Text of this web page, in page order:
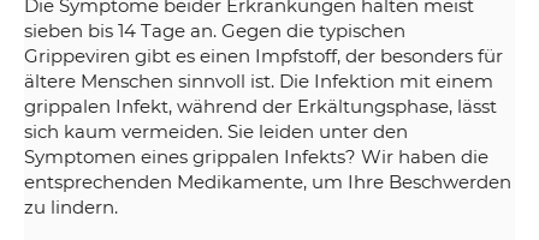
Die Symptome beider Erkrankungen halten meist
sieben bis 14 Tage an. Gegen die typischen
Grippeviren gibt es einen Impfstoff, der besonders für
ältere Menschen sinnvoll ist. Die Infektion mit einem
grippalen Infekt, während der Erkältungsphase, lässt
sich kaum vermeiden. Sie leiden unter den
Symptomen eines grippalen Infekts? Wir haben die
entsprechenden Medikamente, um Ihre Beschwerden
zu lindern.